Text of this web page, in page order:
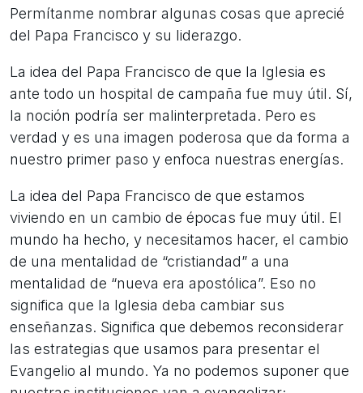
Permítanme nombrar algunas cosas que aprecié
del Papa Francisco y su liderazgo.
La idea del Papa Francisco de que la Iglesia es
ante todo un hospital de campaña fue muy útil. Sí,
la noción podría ser malinterpretada. Pero es
verdad y es una imagen poderosa que da forma a
nuestro primer paso y enfoca nuestras energías.
La idea del Papa Francisco de que estamos
viviendo en un cambio de épocas fue muy útil. El
mundo ha hecho, y necesitamos hacer, el cambio
de una mentalidad de “cristiandad” a una
mentalidad de “nueva era apostólica”. Eso no
significa que la Iglesia deba cambiar sus
enseñanzas. Significa que debemos reconsiderar
las estrategias que usamos para presentar el
Evangelio al mundo. Ya no podemos suponer que